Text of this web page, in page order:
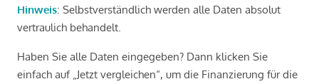
Hinweis: Selbstverständlich werden alle Daten absolut
vertraulich behandelt.
Haben Sie alle Daten eingegeben? Dann klicken Sie
einfach auf „Jetzt vergleichen“, um die Finanzierung für die